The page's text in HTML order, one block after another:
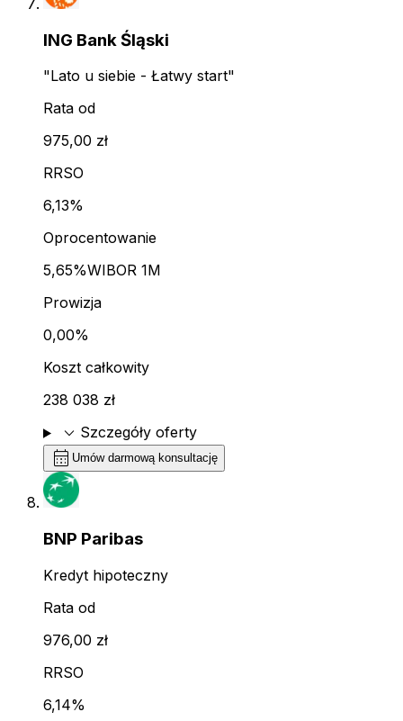
ING Bank Śląski
"Lato u siebie - Łatwy start"
Rata od
975,00 zł
RRSO
6,13%
Oprocentowanie
5,65%WIBOR 1M
Prowizja
0,00%
Koszt całkowity
238 038 zł
expand_more Szczegóły oferty
calendar_month Umów darmową konsultację
BNP Paribas
Kredyt hipoteczny
Rata od
976,00 zł
RRSO
6,14%